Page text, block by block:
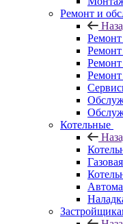
Ремонт и
Ремонт
Ремонт
Ремонт
Котельные